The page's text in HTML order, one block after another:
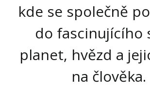
kde se společně
do fascinujícího
planet, hvězd a
na člověka.